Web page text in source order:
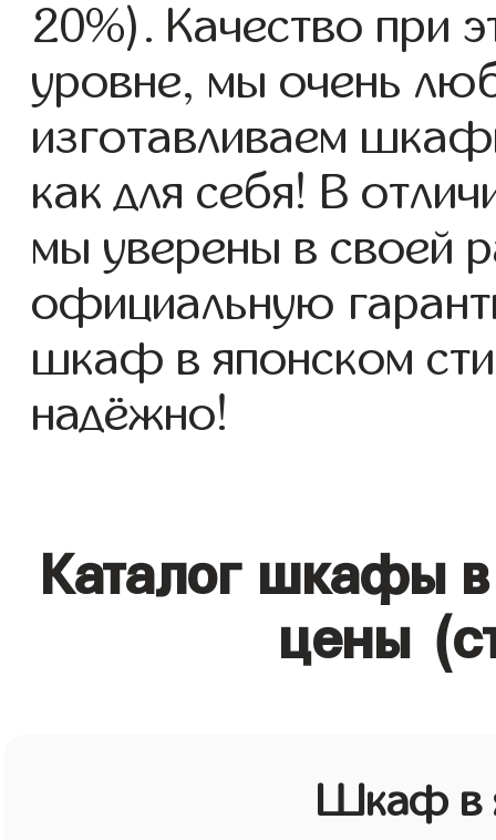
20%). Качество при
уровне, мы очень
изготавливаем
как для себя! В
мы уверены в своей
официальную
шкаф в японском
надёжно!
Каталог шкафы
цены
Шкаф в